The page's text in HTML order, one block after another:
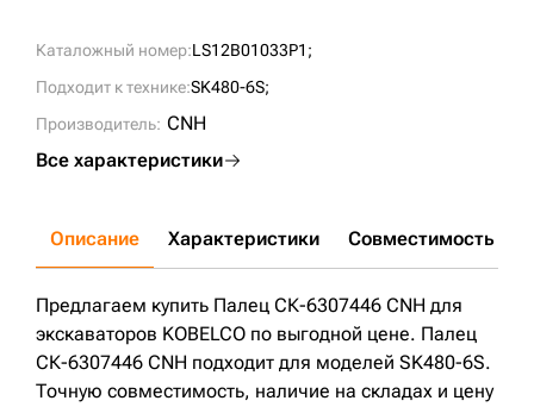
Каталожный номер:LS12B01033P1;
Подходит к технике:SK480-6S;
Производитель: CNH
Все характеристики
Описание Характеристики Совместимость
Предлагаем купить Палец СК-6307446 CNH для
экскаваторов KOBELCO по выгодной цене. Палец
СК-6307446 CNH подходит для моделей SK480-6S.
Точную совместимость, наличие на складах и цену